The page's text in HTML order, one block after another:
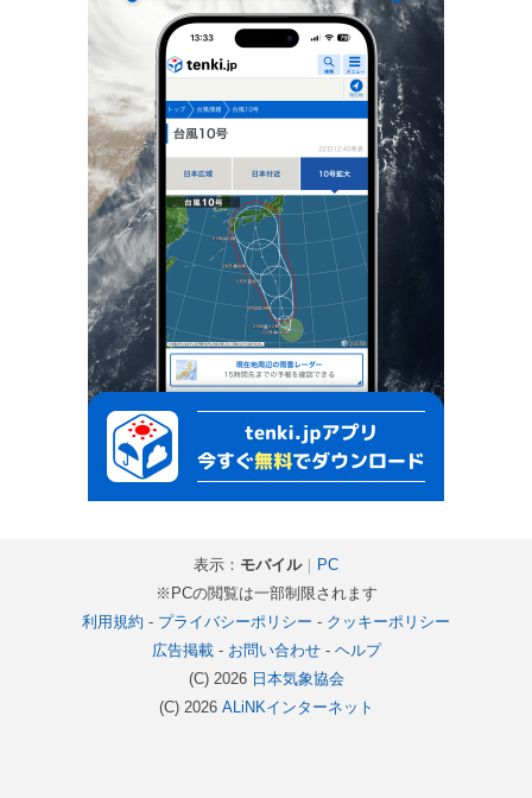
表示： モバイル｜
PC
※PCの閲覧は一部制限されます
利用規約 - プライバシーポリシー - クッキーポリシー
広告掲載- お問い合わせ- ヘルプ
(C) 2026 日本気象協会
(C) 2026 ALiNKインターネット